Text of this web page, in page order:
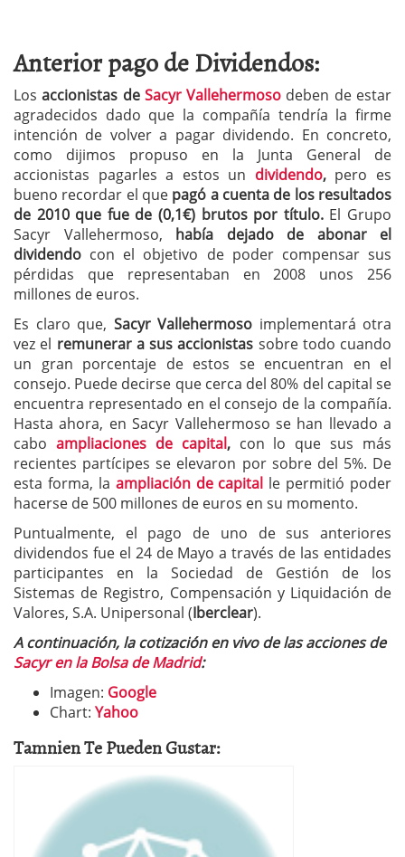
Anterior pago de Dividendos:
Losaccionistas de Sacyr Vallehermoso deben de estar
agradecidos dado que la compañía tendría la firme
intención de volver a pagar dividendo. En concreto,
como dijimos propuso en la Junta General de
accionistas pagarles a estos un dividendo,pero es
bueno recordar el que pagó a cuenta de los resultados
de 2010 que fue de (0,1€) brutos por título. El Grupo
Sacyr Vallehermoso, había dejado de abonar el
dividendo con el objetivo de poder compensar sus
pérdidas que representaban en 2008 unos 256
millones de euros.
Es claro que, Sacyr Vallehermoso implementará otra
vez el remunerar a sus accionistas sobre todo cuando
un gran porcentaje de estos se encuentran en el
consejo. Puede decirse que cerca del 80% del capital se
encuentra representado en el consejo de la compañía.
Hasta ahora, en Sacyr Vallehermoso se han llevado a
cabo ampliaciones de capital,con lo que sus más
recientes partícipes se elevaron por sobre del 5%. De
esta forma, la ampliación de capital le permitió poder
hacerse de 500 millones de euros en su momento.
Puntualmente, el pago de uno de sus anteriores
dividendos fue el 24 de Mayo a través de las entidades
participantes en la Sociedad de Gestión de los
Sistemas de Registro, Compensación y Liquidación de
Valores, S.A. Unipersonal (Iberclear).
A continuación, la cotización en vivo de las acciones de
Sacyr en la Bolsa de Madrid:
Imagen: Google
Chart: Yahoo
Tamnien Te Pueden Gustar: